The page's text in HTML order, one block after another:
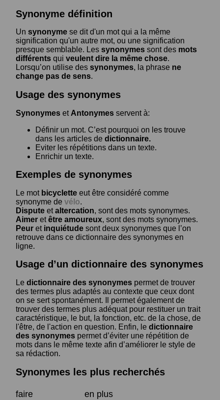
Synonyme définition
Un synonyme se dit d'un mot qui a la même
signification qu'un autre mot, ou une signification
presque semblable. Les synonymes sont des mots
différents qui veulent dire la même chose.
Lorsqu’on utilise des synonymes, la phrase ne
change pas de sens.
Usage des synonymes
Synonymes et Antonymes servent à:
Définir un mot. C’est pourquoi on les trouve
dans les articles de dictionnaire.
Eviter les répétitions dans un texte.
Enrichir un texte.
Exemples de synonymes
Le mot bicyclette eut être considéré comme
synonyme de vélo.
Dispute etaltercation, sont des mots synonymes.
Aimer etêtre amoureux, sont des mots synonymes.
Peur et inquiétude sont deux synonymes que l’on
retrouve dans ce dictionnaire des synonymes en
ligne.
Usage d’un dictionnaire des synonymes
Le dictionnaire des synonymes permet de trouver
des termes plus adaptés au contexte que ceux dont
on se sert spontanément. Il permet également de
trouver des termes plus adéquat pour restituer un trait
caractéristique, le but, la fonction, etc. de la chose, de
l'être, de l'action en question. Enfin, le dictionnaire
des synonymes permet d’éviter une répétition de
mots dans le même texte afin d’améliorer le style de
sa rédaction.
Synonymes les plus recherchés
faire
en plus